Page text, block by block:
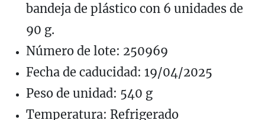
bandeja de plástico con 6 unidades de
90 g.
Número de lote: 250969
Fecha de caducidad: 19/04/2025
Peso de unidad: 540 g
Temperatura: Refrigerado